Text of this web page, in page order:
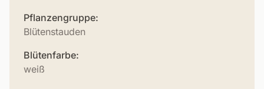
Pflanzengruppe:
Blütenstauden
Blütenfarbe:
weiß